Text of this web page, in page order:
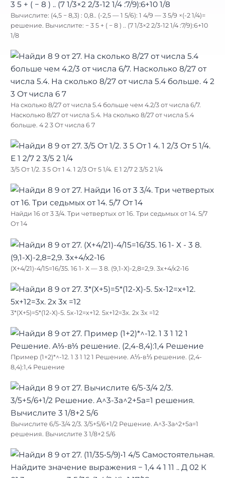
Вычислите: (4,5 − 8,3) : 0,8.. (-2,5 — 1 5/6): 1 4/9 — 3 5/9 ×(-2 1/4)=
решение. Вычислите: − 3 5 + ( − 8 ) .. (7 1/3×2 2/3-12 1/4 :7/9):6+10
1/8
На сколько 8/27 от числа 5.4 больше чем 4.2/3 от числа 6/7.
Насколько 8/27 от числа 5.4. На сколько 8/27 от числа 5.4
больше. 4 2 3 От числа 6 7
3/5 От 1/2. 3 5 От 1 4. 1 2/3 От 5 1/4. Е 1 2/7 2 3/5 2 1/4
Найди 16 от 3 3/4. Три четвертых от 16. Три седьмых от 14. 5/7
От 14
(Х+4/21)-4/15=16/35. 16 1- Х — 3 8. (9,1-Х)-2,8=2,9. 3х+4/х2-16
3*(Х+5)=5*(12-Х)-5. 5х-12=х+12. 5х+12=3х. 2х 3х =12
Пример (1+2)*^-12. 1 3 1 12 1 Решение. А⅓-в⅓ решение. (2,4-
8,4):1,4 Решение
Вычислите 6/5-3/4 2/3. 3/5+5/6+1/2 Решение. A^3-3a^2+5a=1
решения. Вычислите 3 1/8+2 5/6